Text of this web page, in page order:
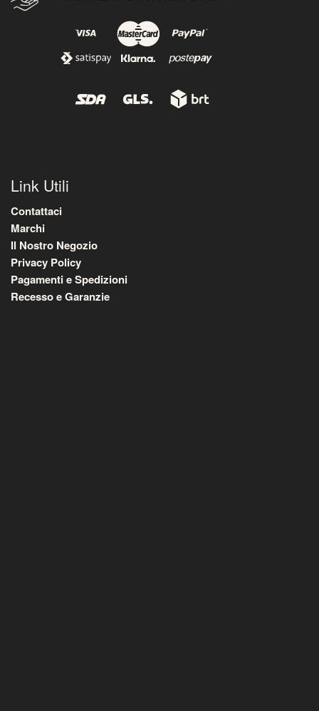
Link Utili
Contattaci
Marchi
Il Nostro Negozio
Privacy Policy
Pagamenti e Spedizioni
Recesso e Garanzie